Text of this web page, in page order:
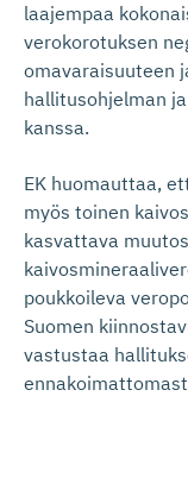
laajempaa
verokorotuksen
omavaraisuuteen
hallitusohjelman
kanssa.
EK huomauttaa,
myös toinen
kasvattava
poukkoileva
Suomen
vastustaa